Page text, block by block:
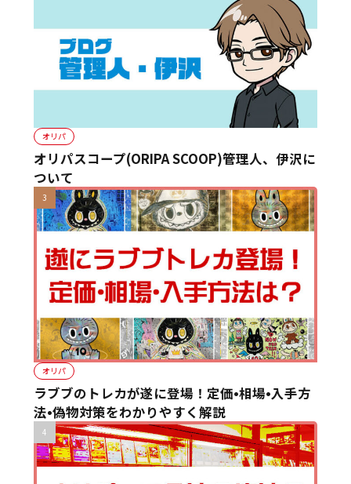
オリパ
オリパスコープ(ORIPA SCOOP)管理人、伊沢に
ついて
オリパ
ラブブのトレカが遂に登場！定価•相場•入手方
法•偽物対策をわかりやすく解説